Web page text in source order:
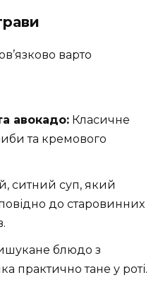
варто
авокадо: Класичне
та кремового
ситний суп, який
до старовинних
блюдо з
практично тане у роті.